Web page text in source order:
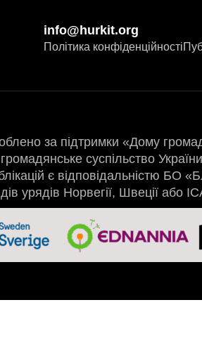
info@hurkit.org
Політика конфіденційності
за підтримки «Дому
суспільство
є відповідальністю БО
урядів Норвегії, Швеції або